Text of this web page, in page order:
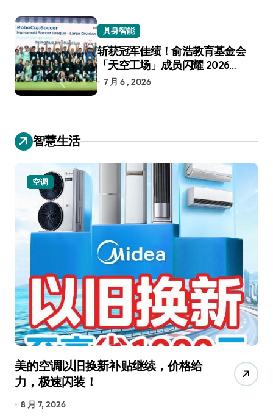
具身智能
斩获冠军佳绩！俞浩教育基金会
「天空工场」成员闪耀 2026
RoboCup 机器人世界杯
7 月 6 , 2026
智慧生活
空调
美的空调以旧换新补贴继续，价格给
力，极速闪装！
8 月 7, 2026